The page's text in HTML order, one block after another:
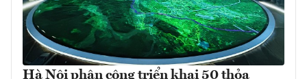
Hà Nội phân công triển khai 50 thỏa